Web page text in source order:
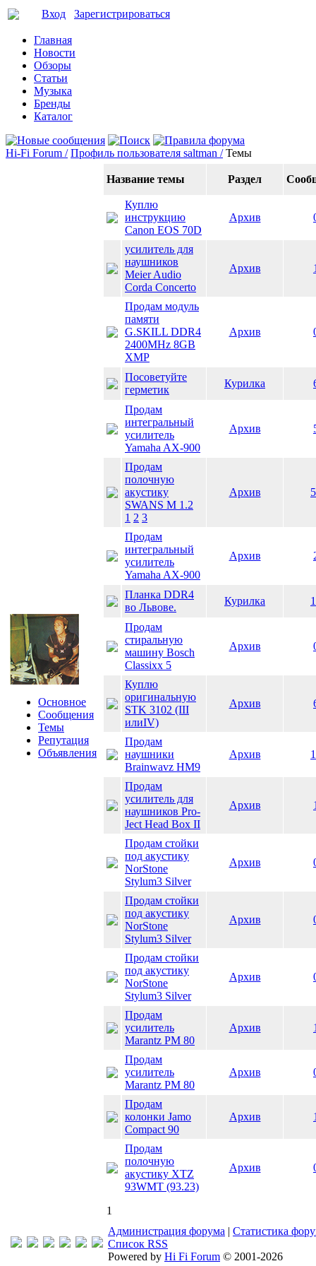
Вход Зарегистрироваться
Главная
Новости
Обзоры
Статьи
Музыка
Бренды
Каталог
Hi-Fi Forum / Профиль пользователя saltman / Темы
Основное
Сообщения
Темы
Репутация
Объявления
Название темы Раздел
Куплю
инструкцию
Canon EOS 70D
Архив
усилитель для
наушников
Meier Audio
Corda Concerto
Архив
Продам модуль
памяти
G.SKILL DDR4
2400MHz 8GB
XMP
Архив
Посоветуйте
герметик
Курилка
Продам
интегральный
усилитель
Yamaha AX-900
Архив
Продам
полочную
акустику
SWANS M 1.2
1 2 3
Архив
Продам
интегральный
усилитель
Yamaha AX-900
Архив
Планка DDR4
во Львове.
Курилка
Продам
стиральную
машину Bosch
Classixx 5
Архив
Куплю
оригинальную
STK 3102 (III
илиIV)
Архив
Продам
наушники
Brainwavz HM9
Архив
Продам
усилитель для
наушников Pro-
Ject Head Box II
Архив
Продам стойки
под акустику
NorStone
Stylum3 Silver
Архив
Продам стойки
под акустику
NorStone
Stylum3 Silver
Архив
Продам стойки
под акустику
NorStone
Stylum3 Silver
Архив
Продам
усилитель
Marantz PM 80
Архив
Продам
усилитель
Marantz PM 80
Архив
Продам
колонки Jamo
Compact 90
Архив
Продам
полочную
акустику XTZ
93WMT (93.23)
Архив
1
Администрация форума | Статистика
Список RSS
Powered by Hi Fi Forum © 2001-2026